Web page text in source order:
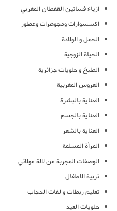
ازياء فساتين القفطان المغربي
اكسسوارات ومجوهرات وعطور
الحمل و الولادة
الحياة الزوجية
الطبخ و حلويات جزائرية
العروس المغربية
العناية بالبشرة
العناية بالجسم
العناية بالشعر
المرأة المسلمة
الوصفات المجربة من لالة مولاتي
تربية الاطفال
تعليم ربطات و لفات الحجاب
حلويات العيد